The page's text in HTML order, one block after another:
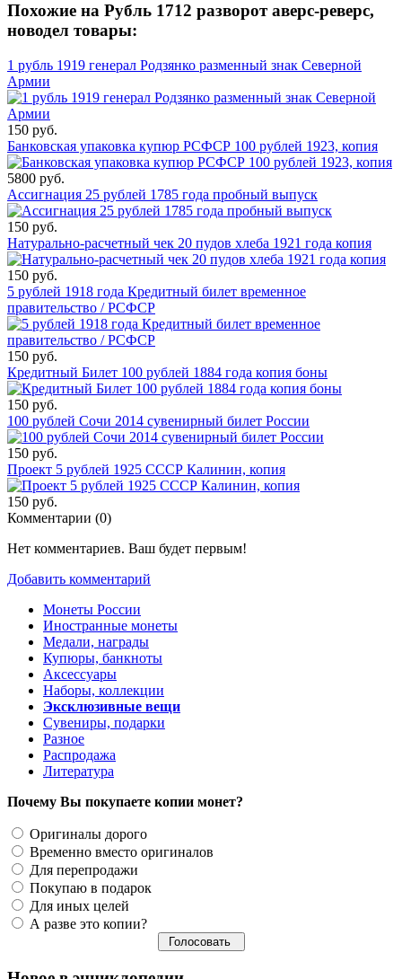
Похожие на Рубль 1712 разворот аверс-реверс,
новодел товары:
1 рубль 1919 генерал Родзянко разменный знак Северной
Армии
150 руб.
Банковская упаковка купюр РСФСР 100 рублей 1923, копия
5800 руб.
Ассигнация 25 рублей 1785 года пробный выпуск
150 руб.
Натурально-расчетный чек 20 пудов хлеба 1921 года копия
150 руб.
5 рублей 1918 года Кредитный билет временное
правительство / РСФСР
150 руб.
Кредитный Билет 100 рублей 1884 года копия боны
150 руб.
100 рублей Сочи 2014 сувенирный билет России
150 руб.
Проект 5 рублей 1925 СССР Калинин, копия
150 руб.
Комментарии (0)
Нет комментариев. Ваш будет первым!
Добавить комментарий
Монеты России
Иностранные монеты
Медали, награды
Купюры, банкноты
Аксессуары
Наборы, коллекции
Эксклюзивные вещи
Сувениры, подарки
Разное
Распродажа
Литература
Почему Вы покупаете копии монет?
Оригиналы дорого
Временно вместо оригиналов
Для перепродажи
Покупаю в подарок
Для иных целей
А разве это копии?